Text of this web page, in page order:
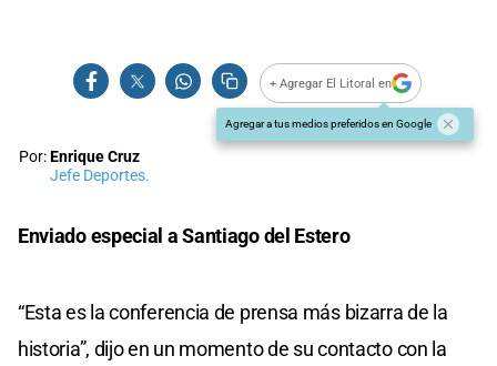
+ Agregar El Litoral en
Agregar a tus medios preferidos en Google
Por:Enrique Cruz
Jefe Deportes.
Enviado especial a Santiago del Estero
“Esta es la conferencia de prensa más bizarra de la
historia”, dijo en un momento de su contacto con la